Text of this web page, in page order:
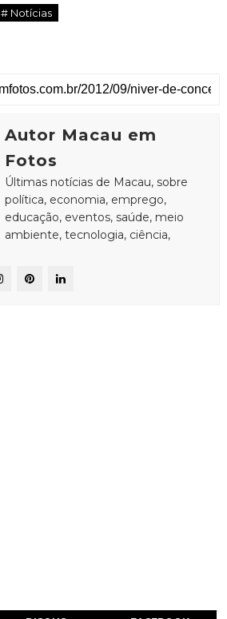
# Notícias
Autor Macau em
Fotos
Últimas notícias de Macau, sobre
política, economia, emprego,
educação, eventos, saúde, meio
ambiente, tecnologia, ciência,